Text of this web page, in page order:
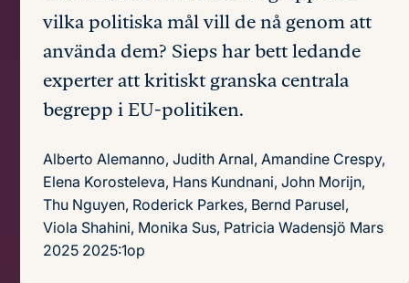
vilka politiska mål vill de nå genom att
använda dem? Sieps har bett ledande
experter att kritiskt granska centrala
begrepp i EU-politiken.
Alberto Alemanno, Judith Arnal, Amandine Crespy,
Elena Korosteleva, Hans Kundnani, John Morijn,
Thu Nguyen, Roderick Parkes, Bernd Parusel,
Viola Shahini, Monika Sus, Patricia Wadensjö Mars
2025 2025:1op